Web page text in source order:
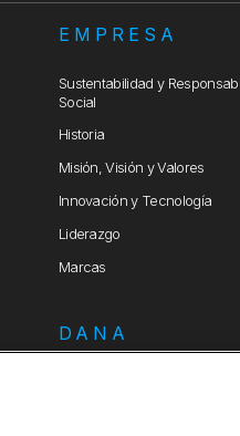
EMPRESA
Sustentabilidad y
Social
Historia
Misión, Visión y Valores
Innovación y Tecnología
Liderazgo
Marcas
DANA
Política Integrada de